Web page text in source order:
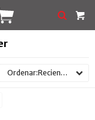
Recientes